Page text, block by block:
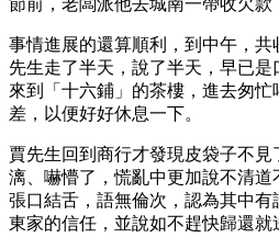
事情進展的還算順利，到中午，
先生走了半天，說了半天，早已
來到「十六鋪」的茶樓，進去匆
差，以便好好休息一下。
賈先生回到商行才發現皮袋子不
漓、嚇懵了，慌亂中更加說不清道
張口結舌，語無倫次，認為其中
東家的信任，並說如不趕快歸還就